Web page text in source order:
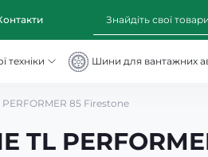
техніки
Шини для вантажних
85 Firestone
TL